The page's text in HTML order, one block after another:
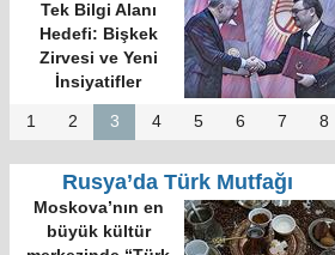
Tek Bilgi Alanı
Hedefi: Bişkek
Zirvesi ve Yeni
İnsiyatifler
1 2 3 4 5 6 7 8
Rusya’da Türk Mutfağı
Moskova’nın en
büyük kültür